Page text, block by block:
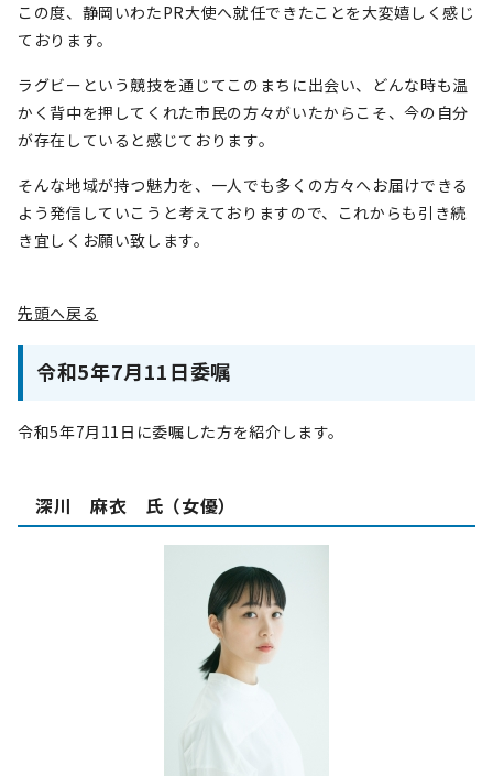
この度、静岡いわたPR大使へ就任できたことを大変嬉しく感じ
ております。
ラグビーという競技を通じてこのまちに出会い、どんな時も温
かく背中を押してくれた市民の方々がいたからこそ、今の自分
が存在していると感じております。
そんな地域が持つ魅力を、一人でも多くの方々へお届けできる
よう発信していこうと考えておりますので、これからも引き続
き宜しくお願い致します。
先頭へ戻る
令和5年7月11日委嘱
令和5年7月11日に委嘱した方を紹介します。
深川 麻衣 氏（女優）